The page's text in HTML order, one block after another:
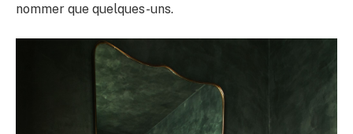
nommer que quelques-uns.